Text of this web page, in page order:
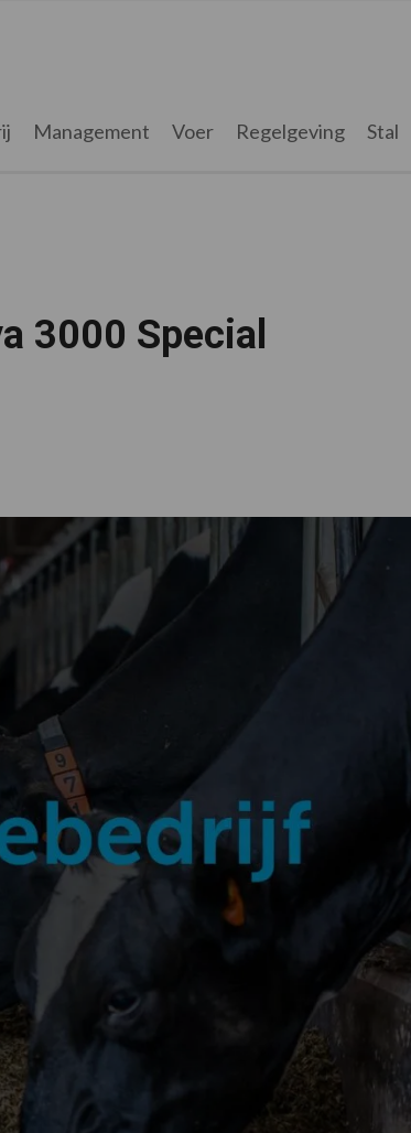
Management Voer Regelgeving Stal
3000 Special